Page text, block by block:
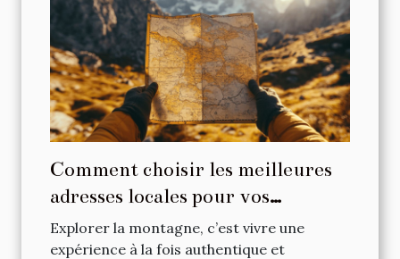
Comment choisir les meilleures
adresses locales pour vos
escapades en montagne ?
Explorer la montagne, c’est vivre une
expérience à la fois authentique et